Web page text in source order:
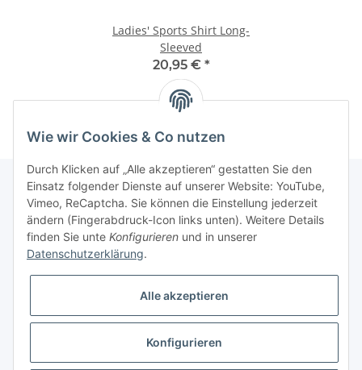
Ladies' Sports Shirt Long-
Sleeved
20,95 € *
Informationen
Gesetzliche Informationen
Wie wir Cookies & Co nutzen
Durch Klicken auf „Alle akzeptieren“ gestatten Sie den
Einsatz folgender Dienste auf unserer Website: YouTube,
Vimeo, ReCaptcha. Sie können die Einstellung jederzeit
ändern (Fingerabdruck-Icon links unten). Weitere Details
finden Sie unte Konfigurieren und in unserer
Datenschutzerklärung.
Alle akzeptieren
Konfigurieren